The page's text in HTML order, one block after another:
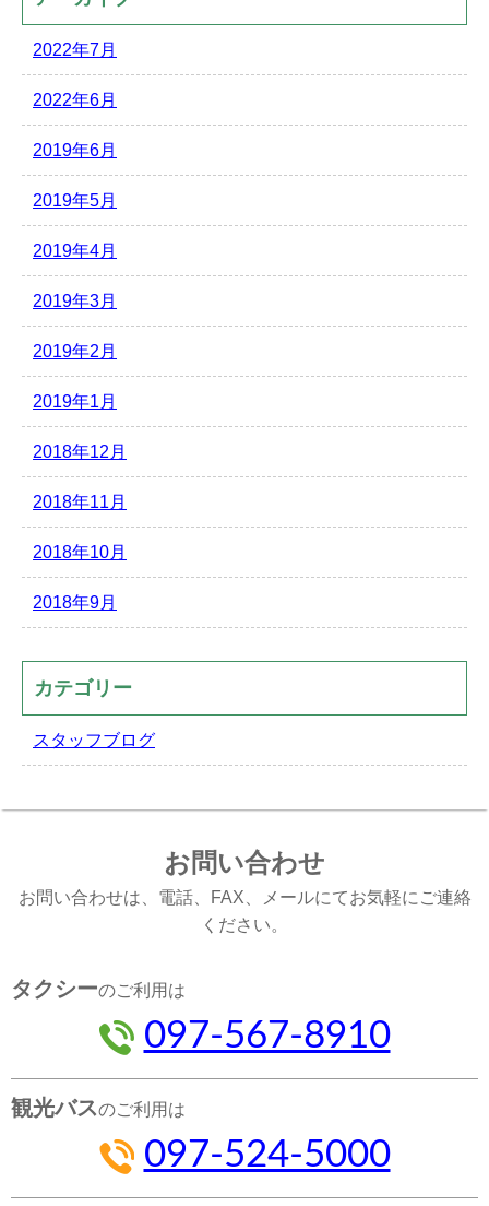
2022年7月
2022年6月
2019年6月
2019年5月
2019年4月
2019年3月
2019年2月
2019年1月
2018年12月
2018年11月
2018年10月
2018年9月
カテゴリー
スタッフブログ
お問い合わせ
お問い合わせは、電話、FAX、メールにてお気軽にご連絡
ください。
タクシーのご利用は
097-567-8910
観光バスのご利用は
097-524-5000